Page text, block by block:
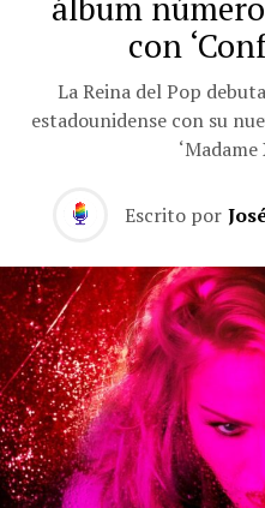
álbum
con
La Reina del Pop
estadounidense con su
‘Madame
Escrito por